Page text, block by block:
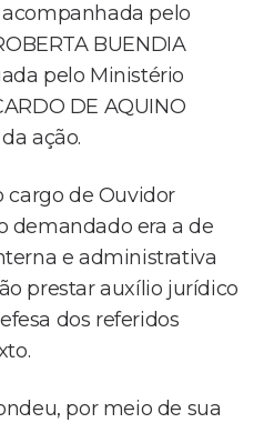
pelo
BUENDIA
pelo Ministério
DE AQUINO
ação.
cargo de Ouvidor
demandado era a de
e administrativa
prestar auxílio jurídico
dos referidos
por meio de sua